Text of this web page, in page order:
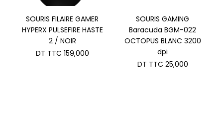
SOURIS FILAIRE GAMER
HYPERX PULSEFIRE HASTE
2 / NOIR
DT TTC 159,000
SOURIS GAMING
Baracuda BGM-022
OCTOPUS BLANC 3200
dpi
DT TTC 25,000